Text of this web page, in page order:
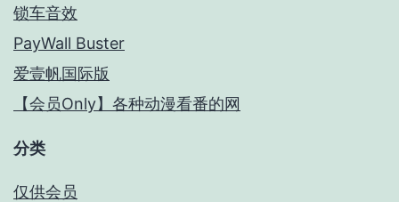
锁车音效
PayWall Buster
爱壹帆国际版
【会员Only】各种动漫看番的网
分类
仅供会员